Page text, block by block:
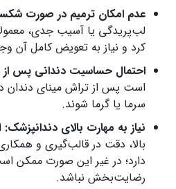
عدم امکان ترمیم در صورت
لب‌پریدگی یا آسیب جدی،
کرد و نیاز به تعویض کامل آن
احتمال حساسیت دندانی پس
است پس از تراش مینای
سرما یا گرما شوند.
نیاز به مهارت بالای دندانپزشک:
بالا، دقت در قالب‌گیری و همکاری
دارد؛ در غیر این صورت ممکن
رضایت‌بخش نباشد.